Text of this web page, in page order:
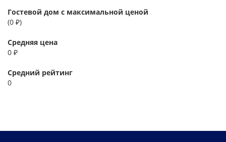
Гостевой дом с максимальной ценой
(0 ₽)
Средняя цена
0 ₽
Средний рейтинг
0